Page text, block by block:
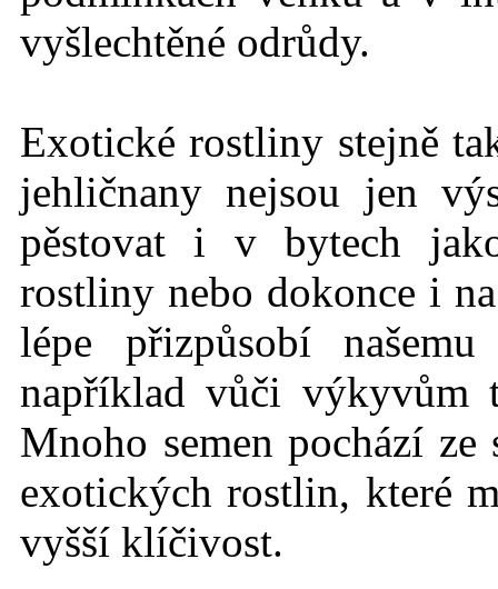
vyšlechtěné odrůdy.
Exotické rostliny stejně
jehličnany nejsou jen
pěstovat i v bytech
rostliny nebo dokonce i
lépe přizpůsobí
například vůči výkyvům
Mnoho semen pochází ze
exotických rostlin, které
vyšší klíčivost.